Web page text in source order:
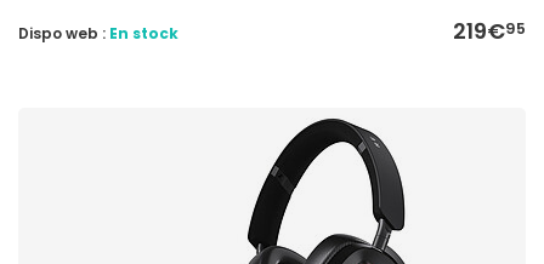
219€95
Dispo web : En stock